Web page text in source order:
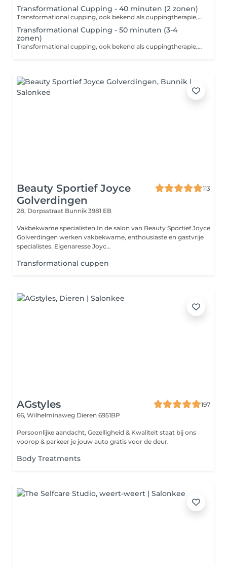
Transformational Cupping - 40 minuten (2 zonen)
Transformational cupping, ook bekend als cuppingtherapie, is een alternatieve therapeutische methode die gebruikmaakt van onderdruk die wordt gecreëerd door speciale glazen of siliconen cups. Deze techniek richt zich op het verlichten van spierspanning, het verbeteren van de bloedcirculatie en het verwijderen van gifstoffen uit het lichaam, en is ook een populaire keuze in de strijd tegen cellulite. Contra-indicaties voor cupping: 1. Huidziekten 2. Bloedstoornissen 3. Zwangerschap 4. Ontstekingen en infecties 5. Hart- en vaatproblemen 6. Barriètes en uitgezette aderen Raadpleeg altijd een professional! Toepassing: Transformaní cupping wordt vaak gebruikt om chronische pijn, spanning, cellulite te verlichten en als ondersteunende therapie bij revalidatie na blessures. Het wordt aanbevolen om vooraf een professional te raadplegen, die passende instructies en aanbevelingen kan geven. Over het algemeen wordt deze techniek beschouwd als een effectieve methode voor het verbeteren van de lichamelijke en geestelijke gezondheid, inclusief het verminderen van cellulite.
Transformational Cupping - 50 minuten (3-4
zonen)
Transformational cupping, ook bekend als cuppingtherapie, is een alternatieve therapeutische methode die gebruikmaakt van onderdruk die wordt gecreëerd door speciale glazen of siliconen cups. Deze techniek richt zich op het verlichten van spierspanning, het verbeteren van de bloedcirculatie en het verwijderen van gifstoffen uit het lichaam, en is ook een populaire keuze in de strijd tegen cellulite. Contra-indicaties voor cupping: 1. Huidziekten 2. Bloedstoornissen 3. Zwangerschap 4. Ontstekingen en infecties 5. Hart- en vaatproblemen 6. Barriètes en uitgezette aderen Raadpleeg altijd een professional! Toepassing: Transformaní cupping wordt vaak gebruikt om chronische pijn, spanning, cellulite te verlichten en als ondersteunende therapie bij revalidatie na blessures. Het wordt aanbevolen om vooraf een professional te raadplegen, die passende instructies en aanbevelingen kan geven. Over het algemeen wordt deze techniek beschouwd als een effectieve methode voor het verbeteren van de lichamelijke en geestelijke gezondheid, inclusief het verminderen van cellulite.
Beauty Sportief Joyce
Golverdingen
113
28, Dorpsstraat Bunnik 3981 EB
Vakbekwame specialisten In de salon van Beauty Sportief Joyce
Golverdingen werken vakbekwame, enthousiaste en gastvrije
specialistes. Eigenaresse Joyc...
Transformational cuppen
AGstyles
197
66, Wilhelminaweg Dieren 6951BP
Persoonlijke aandacht, Gezelligheid & Kwaliteit staat bij ons
voorop & parkeer je jouw auto gratis voor de deur.
Body Treatments